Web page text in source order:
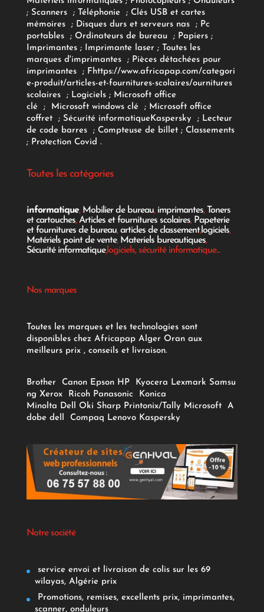
; Scanners ; Téléphonie ; Clés USB et cartes
mémoires
; Disques durs et serveurs nas ; Pc
portables
; Ordinateurs de bureau ; Papiers;
Imprimantes;Imprimante laser;
Toutes les
marques d'imprimantes
; Pièces détachées pour
imprimantes
; F https://www.africapap.com/categori
e-produit/articles-et-fournitures-scolaires/ournitures
scolaires; Logiciels ; Microsoft office
clé
; Microsoft windows clé; Microsoft office
coffret ; Sécurité informatiqueKaspersky ; Lecteur
de code barres
; Compteuse de billet; Classements
; Protection Covid .
Toutes les catégories
informatique, Mobilier de bureau, imprimantes, Toners
et cartouches,Articles et fournitures scolaires, Papeterie
et fournitures de bureau,articles de classement,logiciels,
Matériels point de vente, Materiels bureautiques,
Sécurité informatique,logiciels, sécurité informatique...
Nos marques
Toutes les marques et les technologies sont
disponibles chez Africapap Alger Oran aux
meilleurs prix , conseils et livraison.
Brother Canon Epson HP Kyocera Lexmark Samsu
ng Xerox Ricoh Panasonic
Konica
Minolta Dell Oki Sharp Printonix/Tally Microsoft
A
dobe dell Compaq Lenovo Kaspersky
Notre société
service envoi et livraison de colis sur les 69
wilayas, Algérie prix
Promotions, remises, excellents prix, imprimantes,
scanner, onduleurs